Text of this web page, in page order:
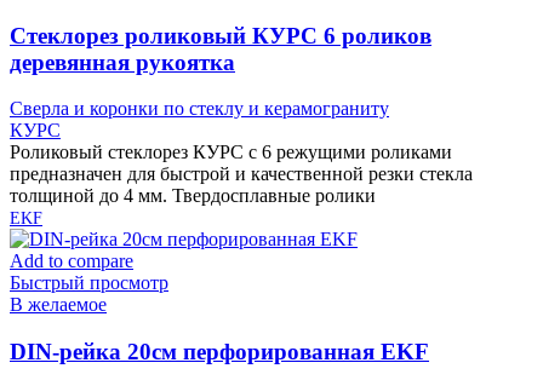
Cтеклорез роликовый КУРС 6 роликов
деревянная рукоятка
Сверла и коронки по стеклу и керамограниту
КУРС
Роликовый стеклорез КУРС с 6 режущими роликами
предназначен для быстрой и качественной резки стекла
толщиной до 4 мм. Твердосплавные ролики
EKF
Add to compare
Быстрый просмотр
В желаемое
DIN-рейка 20см перфорированная EKF